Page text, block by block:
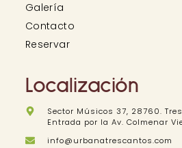
Galería
Contacto
Reservar
Localización
Sector Músicos 37, 28760.
Entrada por la Av. Colmenar
info@urbanatrescantos.com